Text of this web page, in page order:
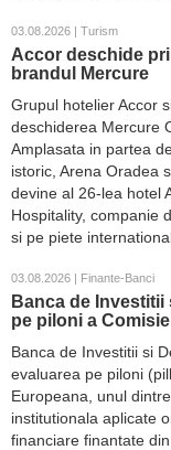
03.08.2026 | Turism
Accor deschide
brandul Mercure
Grupul hotelier Accor
deschiderea Mercure
Amplasata in partea
istoric, Arena Oradea
devine al 26-lea hotel
Hospitality, companie
si pe piete
03.08.2026 | Finante-Banci
Banca de Investitii
pe piloni a
Banca de Investitii si
evaluarea pe piloni
Europeana, unul
institutionala aplicate
financiare finantate